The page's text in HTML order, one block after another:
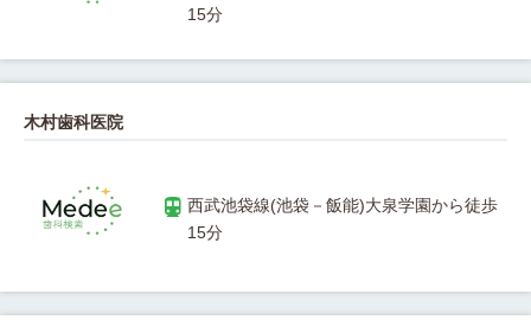
木村歯科医院
西武池袋線(池袋－飯能)大泉学園から徒歩